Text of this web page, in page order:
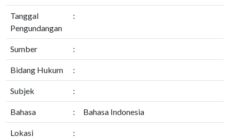
Tanggal
Pengundangan
:
Sumber :
Bidang Hukum :
Subjek :
Bahasa : Bahasa Indonesia
Lokasi :